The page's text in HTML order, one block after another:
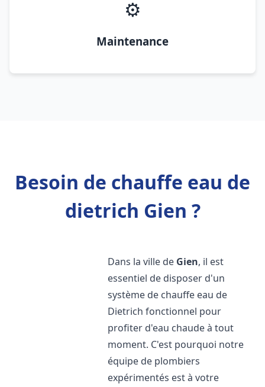
⚙️
Maintenance
Besoin de chauffe eau de
dietrich Gien ?
Dans la ville de Gien, il est
essentiel de disposer d'un
système de chauffe eau de
Dietrich fonctionnel pour
profiter d'eau chaude à tout
moment. C'est pourquoi notre
équipe de plombiers
expérimentés est à votre